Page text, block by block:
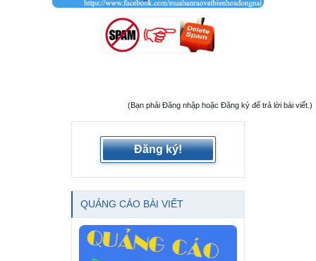
(Bạn phải Đăng nhập hoặc Đăng ký để trả lời bài viết.)
Đăng ký!
QUẢNG CÁO BÀI VIẾT